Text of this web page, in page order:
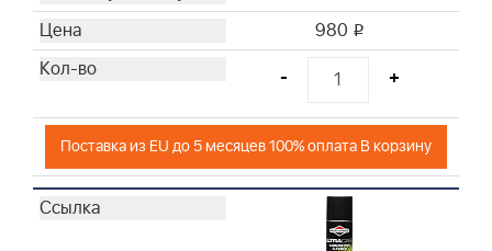
980 i
- +
Поставка из EU до 5 месяцев 100% оплата В корзину